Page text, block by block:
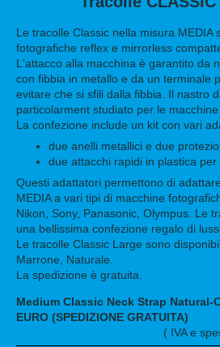
Le tracolle Classic nella misura MEDIA
fotografiche reflex e mirrorless
L'attacco alla macchina è garantito da
con fibbia in metallo e da un terminale
evitare che si sfili dalla fibbia. Il nastro
particolarment studiato per le macchine
La confezione include un kit con vari
due anelli metallici e due
due attacchi rapidi in plastica
Questi adattatori permettono di
MEDIA a vari tipi di macchine
Nikon, Sony, Panasonic, Olympus. Le
una bellissima confezione regalo di
Le tracolle Classic Large sono
Marrone, Naturale.
La spedizione è gratuita.
Medium Classic Neck Strap Natural-
EURO (SPEDIZIONE GRATUITA)
( IVA e